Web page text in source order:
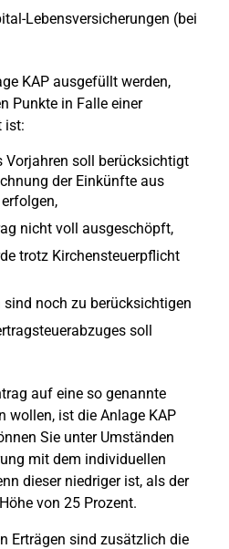
Lebensversicherungen (bei
KAP ausgefüllt werden,
Punkte in Falle einer
ist:
Vorjahren soll berücksichtigt
der Einkünfte aus
nicht voll ausgeschöpft,
trotz Kirchensteuerpflicht
noch zu berücksichtigen
soll
auf eine so genannte
wollen, ist die Anlage KAP
Sie unter Umständen
mit dem individuellen
dieser niedriger ist, als der
von 25 Prozent.
Erträgen sind zusätzlich die